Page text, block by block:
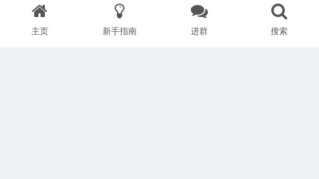
主页 新手指南 进群 搜索